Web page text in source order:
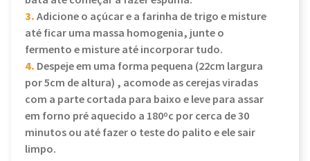
3.Adicione o açúcar e a farinha de trigo e misture
até ficar uma massa homogenia, junte o
fermento e misture até incorporar tudo.
4. Despeje em uma forma pequena (22cm largura
por 5cm de altura) , acomode as cerejas viradas
com a parte cortada para baixo e leve para assar
em forno pré aquecido a 180ºc por cerca de 30
minutos ou até fazer o teste do palito e ele sair
limpo.